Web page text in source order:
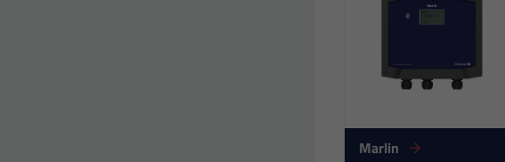
Marlin